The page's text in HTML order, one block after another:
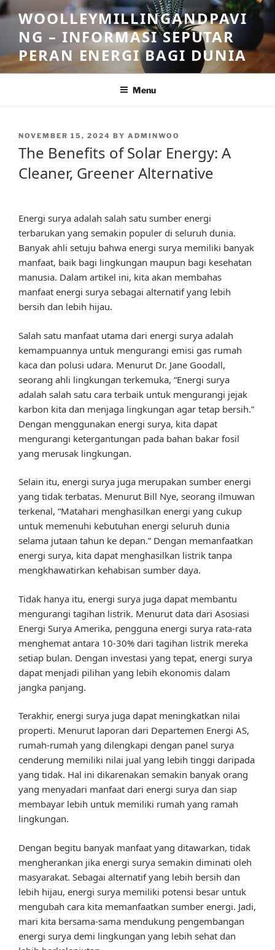
Skip
to
content
WOOLLEYMILLINGANDPAVI
NG – INFORMASI SEPUTAR
PERAN ENERGI BAGI DUNIA
Menu
POSTED
ON
NOVEMBER 15, 2024 BY ADMINWOO
The Benefits of Solar Energy: A
Cleaner, Greener Alternative
Energi surya adalah salah satu sumber energi
terbarukan yang semakin populer di seluruh dunia.
Banyak ahli setuju bahwa energi surya memiliki banyak
manfaat, baik bagi lingkungan maupun bagi kesehatan
manusia. Dalam artikel ini, kita akan membahas
manfaat energi surya sebagai alternatif yang lebih
bersih dan lebih hijau.
Salah satu manfaat utama dari energi surya adalah
kemampuannya untuk mengurangi emisi gas rumah
kaca dan polusi udara. Menurut Dr. Jane Goodall,
seorang ahli lingkungan terkemuka, “Energi surya
adalah salah satu cara terbaik untuk mengurangi jejak
karbon kita dan menjaga lingkungan agar tetap bersih.”
Dengan menggunakan energi surya, kita dapat
mengurangi ketergantungan pada bahan bakar fosil
yang merusak lingkungan.
Selain itu, energi surya juga merupakan sumber energi
yang tidak terbatas. Menurut Bill Nye, seorang ilmuwan
terkenal, “Matahari menghasilkan energi yang cukup
untuk memenuhi kebutuhan energi seluruh dunia
selama jutaan tahun ke depan.” Dengan memanfaatkan
energi surya, kita dapat menghasilkan listrik tanpa
mengkhawatirkan kehabisan sumber daya.
Tidak hanya itu, energi surya juga dapat membantu
mengurangi tagihan listrik. Menurut data dari Asosiasi
Energi Surya Amerika, pengguna energi surya rata-rata
menghemat antara 10-30% dari tagihan listrik mereka
setiap bulan. Dengan investasi yang tepat, energi surya
dapat menjadi pilihan yang lebih ekonomis dalam
jangka panjang.
Terakhir, energi surya juga dapat meningkatkan nilai
properti. Menurut laporan dari Departemen Energi AS,
rumah-rumah yang dilengkapi dengan panel surya
cenderung memiliki nilai jual yang lebih tinggi daripada
yang tidak. Hal ini dikarenakan semakin banyak orang
yang menyadari manfaat dari energi surya dan siap
membayar lebih untuk memiliki rumah yang ramah
lingkungan.
Dengan begitu banyak manfaat yang ditawarkan, tidak
mengherankan jika energi surya semakin diminati oleh
masyarakat. Sebagai alternatif yang lebih bersih dan
lebih hijau, energi surya memiliki potensi besar untuk
mengubah cara kita memanfaatkan sumber energi. Jadi,
mari kita bersama-sama mendukung pengembangan
energi surya demi lingkungan yang lebih sehat dan